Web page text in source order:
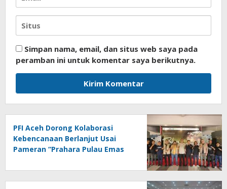
Simpan nama, email, dan situs web saya pada
peramban ini untuk komentar saya berikutnya.
PFI Aceh Dorong Kolaborasi
Kebencanaan Berlanjut Usai
Pameran “Prahara Pulau Emas